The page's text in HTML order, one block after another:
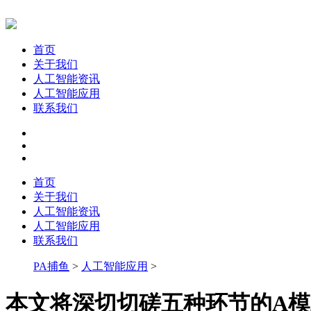
首页
关于我们
人工智能资讯
人工智能应用
联系我们
首页
关于我们
人工智能资讯
人工智能应用
联系我们
PA捕鱼 > 人工智能应用 >
本文将深切切磋五种环节的A